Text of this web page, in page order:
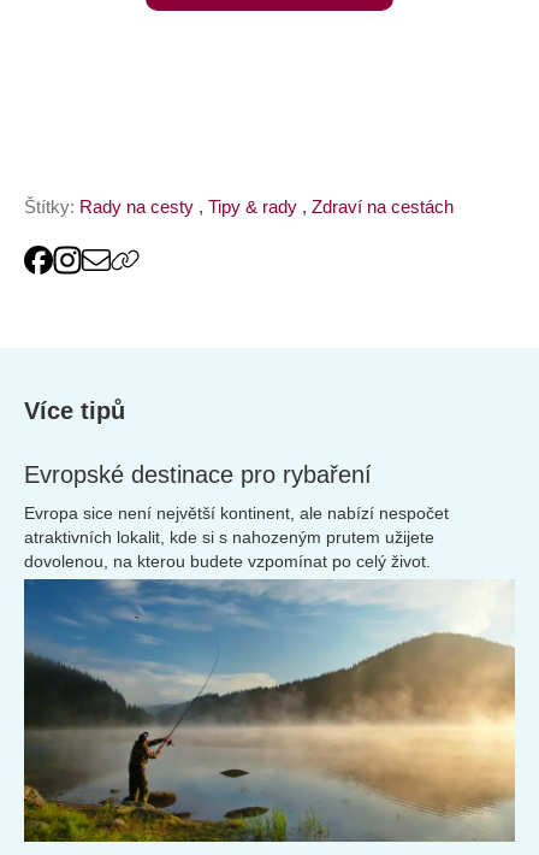
Štítky: Rady na cesty , Tipy & rady , Zdraví na cestách
Více tipů
Evropské destinace pro rybaření
Evropa sice není největší kontinent, ale nabízí nespočet
atraktivních lokalit, kde si s nahozeným prutem užijete
dovolenou, na kterou budete vzpomínat po celý život.